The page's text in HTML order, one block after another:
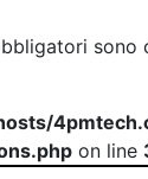
sono
on line